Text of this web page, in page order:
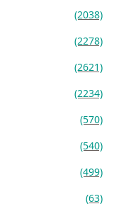
(2038)
(2278)
(2621)
(2234)
(570)
(540)
(499)
(63)